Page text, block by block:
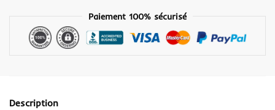
Paiement 100% sécurisé
Description